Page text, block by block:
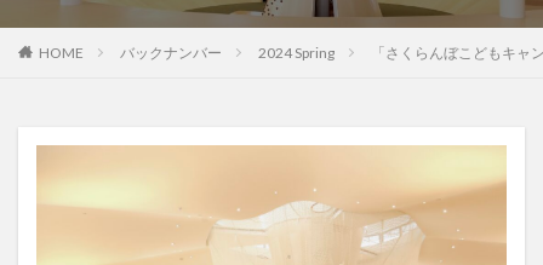
HOME バックナンバー 2024 Spring 「さくらんぼこどもキャ